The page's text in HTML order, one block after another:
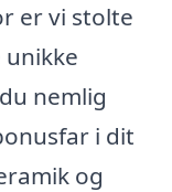
er vi stolte
nemlig
i dit
og